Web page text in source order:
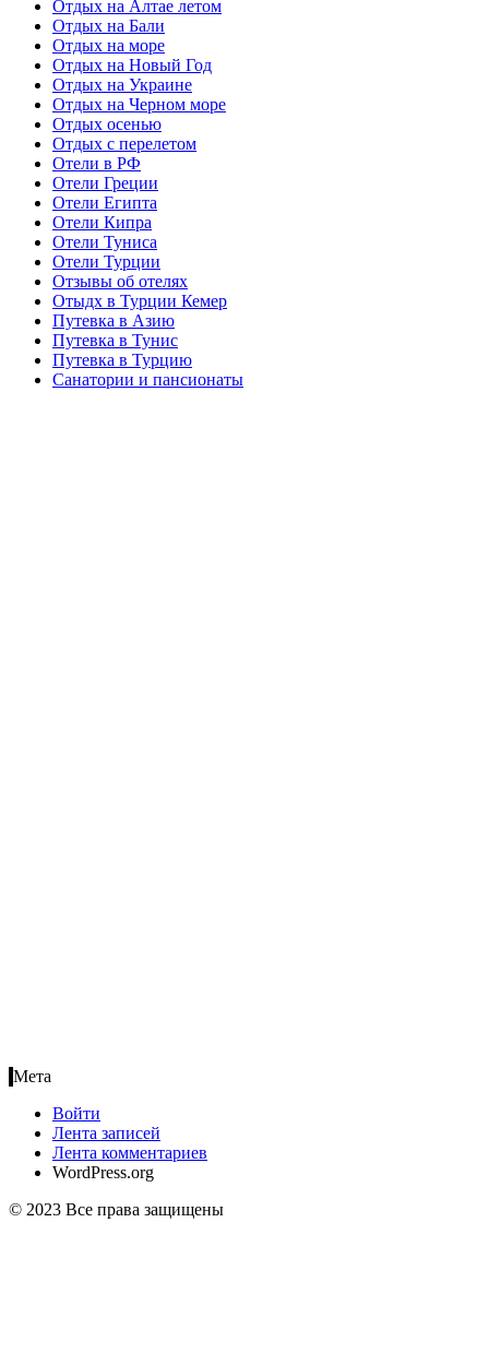
Отдых на Алтае летом
Отдых на Бали
Отдых на море
Отдых на Новый Год
Отдых на Украине
Отдых на Черном море
Отдых осенью
Отдых с перелетом
Отели в РФ
Отели Греции
Отели Египта
Отели Кипра
Отели Туниса
Отели Турции
Отзывы об отелях
Отыдх в Турции Кемер
Путевка в Азию
Путевка в Тунис
Путевка в Турцию
Санатории и пансионаты
Мета
Войти
Лента записей
Лента комментариев
WordPress.org
© 2023 Все права защищены